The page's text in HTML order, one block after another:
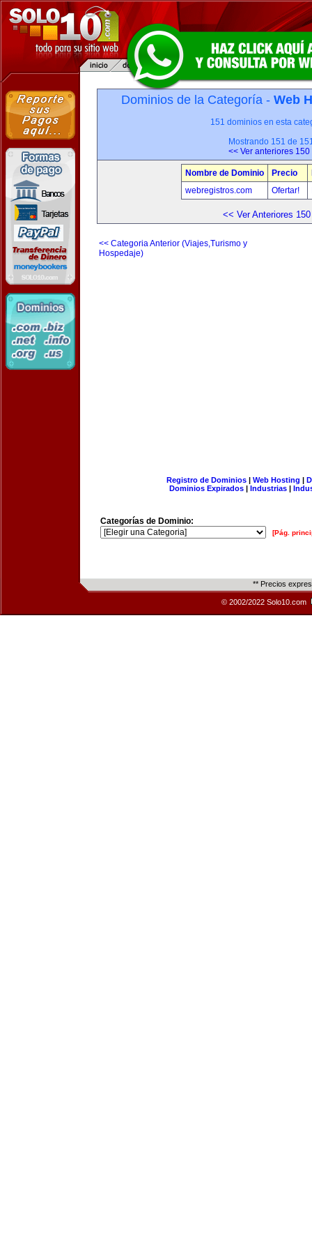
Dominios de la Categoría - Web
151 dominios en esta
Mostrando 151 de
<< Ver anteriores 150
Nombre de Dominio Precio
webregistros.com
Ofertar!
<< Ver Anteriores 150
<< Categoria Anterior (Viajes,Turismo y
Hospedaje)
Registro de Dominios| Web Hosting |
Dominios Expirados | Industrias |
Categorías de Dominio:
[Pág.
** Precios
© 2002/2022 Solo10.com